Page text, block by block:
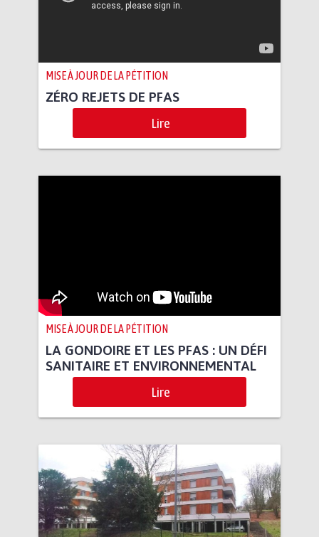
MISE À JOUR DE LA PÉTITION
ZÉRO REJETS DE PFAS
Lire
MISE À JOUR DE LA PÉTITION
LA GONDOIRE ET LES PFAS : UN DÉFI
SANITAIRE ET ENVIRONNEMENTAL
Lire